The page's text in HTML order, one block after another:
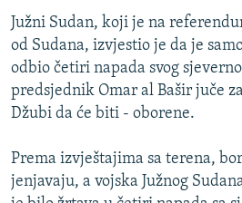
ISPRIČAJ MI
DNEVNO@RSE
SPECIJALI RSE
GENOCID U SREBRENICI
POPLAVE I KLIZIŠTA U BIH 2024.
Južni Sudan, koji je na
od Sudana, izvjestio je da je
odbio četiri napada svog
predsjednik Omar al Bašir juče
Džubi da će biti - oborene.
Prema izvještajima sa terena,
jenjavaju, a vojska Južnog